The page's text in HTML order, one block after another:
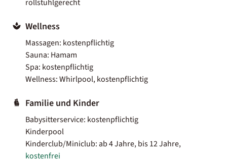
rollstuhlgerecht
Wellness
Massagen: kostenpflichtig
Sauna: Hamam
Spa: kostenpflichtig
Wellness: Whirlpool, kostenpflichtig
Familie und Kinder
Babysitterservice: kostenpflichtig
Kinderpool
Kinderclub/Miniclub: ab 4 Jahre, bis 12 Jahre,
kostenfrei